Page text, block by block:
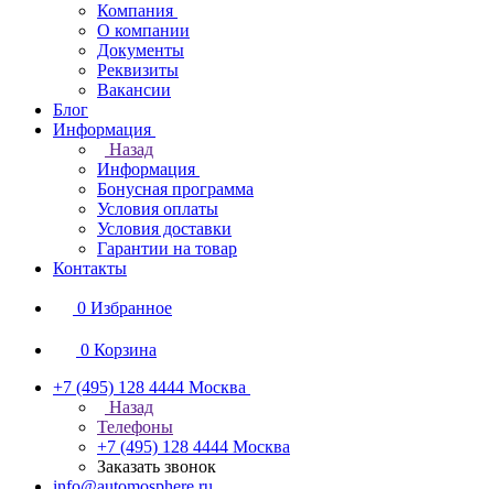
Компания
О компании
Документы
Реквизиты
Вакансии
Блог
Информация
Назад
Информация
Бонусная программа
Условия оплаты
Условия доставки
Гарантии на товар
Контакты
0 Избранное
0 Корзина
+7 (495) 128 4444 Москва
Назад
Телефоны
+7 (495) 128 4444 Москва
Заказать звонок